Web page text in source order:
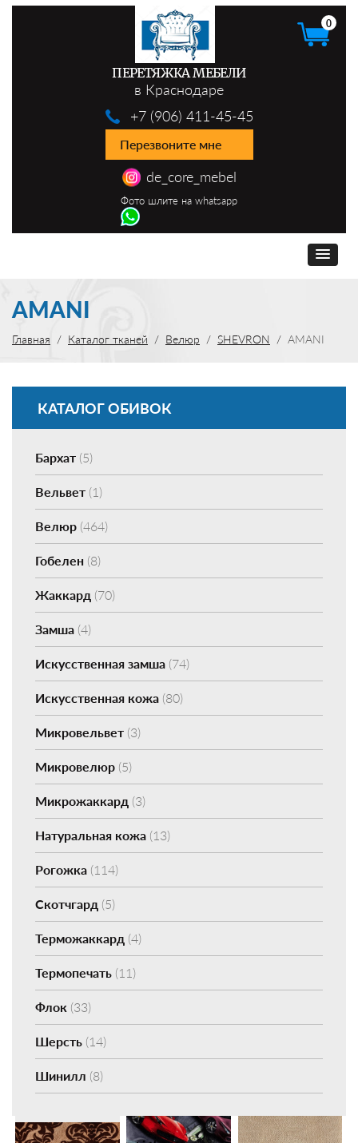
ПЕРЕТЯЖКА МЕБЕЛИ
в Краснодаре
de_core_mebel
Фото шлите на whatsapp
+7 (906) 411-45-45
Перезвоните мне
0
AMANI
Главная Каталог тканей Велюр SHEVRON AMANI
КАТАЛОГ ОБИВОК
Бархат (5)
Вельвет (1)
Велюр (464)
Гобелен (8)
Жаккард (70)
Замша (4)
Искусственная замша (74)
Искусственная кожа (80)
Микровельвет (3)
Микровелюр (5)
Микрожаккард (3)
Натуральная кожа (13)
Рогожка (114)
Скотчгард (5)
Терможаккард (4)
Термопечать (11)
Флок (33)
Шерсть (14)
Шинилл (8)